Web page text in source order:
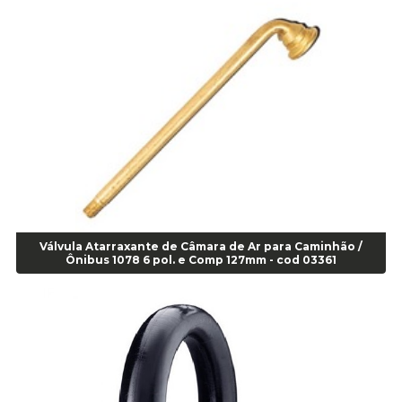
Alicate Bico Reto para Anéis Internos - Cod 00892
Alicate Bico Reto Tipo Telefone - Cod 02911
Alicate Bomba D Água - Cod 01326
Alicate Corte Diagonal - Cod 02138
Alicate Corte Frontal - Cod 02685
Alicate Corte Frontal - Cod 02685
Alicate Corte Lateral Força Dupla - Cod 03105
Alicate de Corte Diagonal - cod 02138
Alicate de Pressão Corneta (Cód. 01780)
Alicate para Abracadeira 3/16" x 1.3/16" 29840 - Gedore - Cod 02174
Alicate para Anéis Externos Bico Reto - Gedore A2 - Cod 00894
Alicate para Anéis Externos com Bico Curvo - Gedore A21 - Cod 00895
Alicate para Anéis Internos Bico Curvo - Gedore J21 - Cod 00893
Alicate para Anéis Tipo Trava Câmbio 8134 Gedore - Cod 02008
Válvula Atarraxante de Câmara de Ar para Caminhão /
Ônibus 1078 6 pol. e Comp 127mm - cod 03361